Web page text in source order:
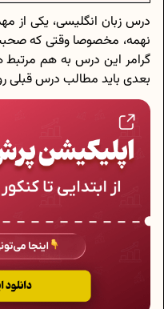
درس زبان انگلیسی، یکی از
نهمه، مخصوصا وقتی که
گرامر این درس به هم
بعدی باید مطالب درس قبلی